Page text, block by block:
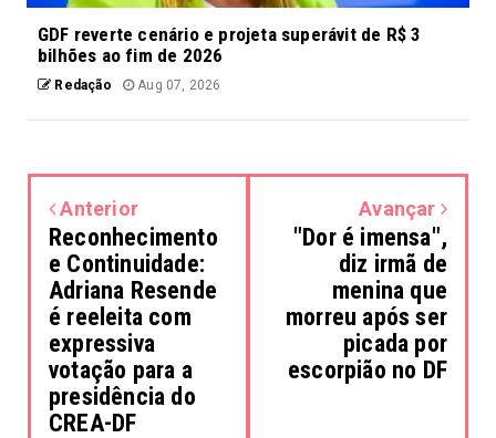
GDF reverte cenário e projeta superávit de R$ 3
bilhões ao fim de 2026
Redação Aug 07, 2026
Anterior
Reconhecimento
e Continuidade:
Adriana Resende
é reeleita com
expressiva
votação para a
presidência do
CREA-DF
Avançar
"Dor é imensa",
diz irmã de
menina que
morreu após ser
picada por
escorpião no DF